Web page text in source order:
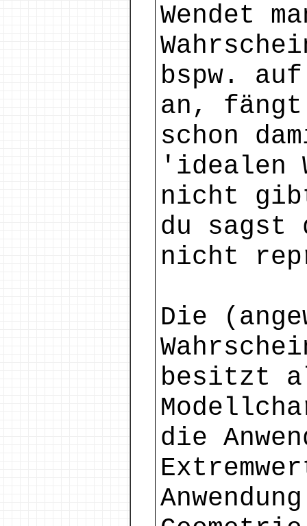
Wendet
bspw.
an,
schon
'idealen
nicht
du sagst
nicht
Die
besitzt
die